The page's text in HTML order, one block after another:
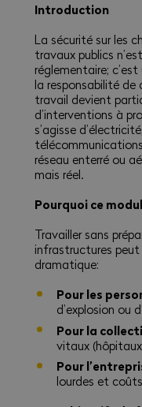
Introduction
La sécurité sur les
travaux publics
réglementaire;
la responsabilité de
travail devient
d’interventions à
s’agisse
réseau enterré ou
mais réel.
Pourquoi ce
Travailler sans
infrastructures peut
dramatique:
Pour les
d’explosion ou
Pour la
vitaux
Pour
lourdes et